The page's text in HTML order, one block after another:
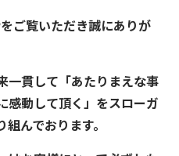
ご覧いただき誠にありが
一貫して「あたりまえな事
感動して頂く」をスローガ
んでおります。